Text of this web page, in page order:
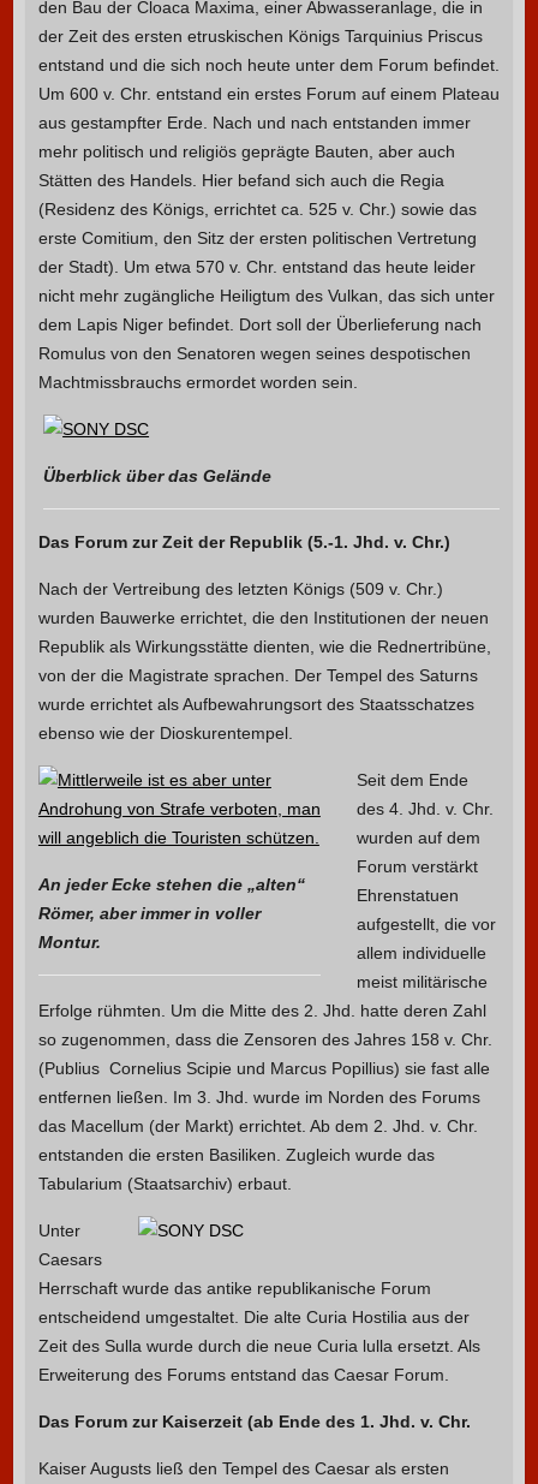
den Bau der Cloaca Maxima, einer Abwasseranlage, die in
der Zeit des ersten etruskischen Königs Tarquinius Priscus
entstand und die sich noch heute unter dem Forum befindet.
Um 600 v. Chr. entstand ein erstes Forum auf einem Plateau
aus gestampfter Erde. Nach und nach entstanden immer
mehr politisch und religiös geprägte Bauten, aber auch
Stätten des Handels. Hier befand sich auch die Regia
(Residenz des Königs, errichtet ca. 525 v. Chr.) sowie das
erste Comitium, den Sitz der ersten politischen Vertretung
der Stadt). Um etwa 570 v. Chr. entstand das heute leider
nicht mehr zugängliche Heiligtum des Vulkan, das sich unter
dem Lapis Niger befindet. Dort soll der Überlieferung nach
Romulus von den Senatoren wegen seines despotischen
Machtmissbrauchs ermordet worden sein.
Überblick über das Gelände
Das Forum zur Zeit der Republik (5.-1. Jhd. v. Chr.)
Nach der Vertreibung des letzten Königs (509 v. Chr.)
wurden Bauwerke errichtet, die den Institutionen der neuen
Republik als Wirkungsstätte dienten, wie die Rednertribüne,
von der die Magistrate sprachen. Der Tempel des Saturns
wurde errichtet als Aufbewahrungsort des Staatsschatzes
ebenso wie der Dioskurentempel.
An jeder Ecke stehen die „alten“
Römer, aber immer in voller
Montur.
Seit dem Ende
des 4. Jhd. v. Chr.
wurden auf dem
Forum verstärkt
Ehrenstatuen
aufgestellt, die vor
allem individuelle
meist militärische
Erfolge rühmten. Um die Mitte des 2. Jhd. hatte deren Zahl
so zugenommen, dass die Zensoren des Jahres 158 v. Chr.
(Publius Cornelius Scipie und Marcus Popillius) sie fast alle
entfernen ließen. Im 3. Jhd. wurde im Norden des Forums
das Macellum (der Markt) errichtet. Ab dem 2. Jhd. v. Chr.
entstanden die ersten Basiliken. Zugleich wurde das
Tabularium (Staatsarchiv) erbaut.
Unter
Caesars
Herrschaft wurde das antike republikanische Forum
entscheidend umgestaltet. Die alte Curia Hostilia aus der
Zeit des Sulla wurde durch die neue Curia lulla ersetzt. Als
Erweiterung des Forums entstand das Caesar Forum.
Das Forum zur Kaiserzeit (ab Ende des 1. Jhd. v. Chr.
Kaiser Augusts ließ den Tempel des Caesar als ersten